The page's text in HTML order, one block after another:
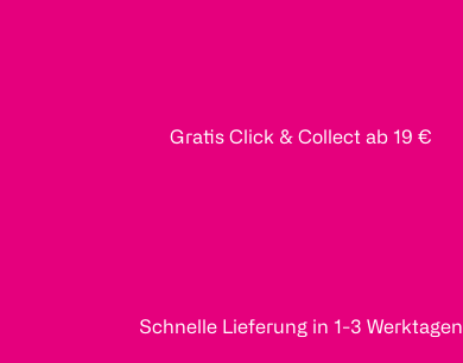
Gratis Click & Collect ab 19 €
Schnelle Lieferung in 1-3 Werktagen